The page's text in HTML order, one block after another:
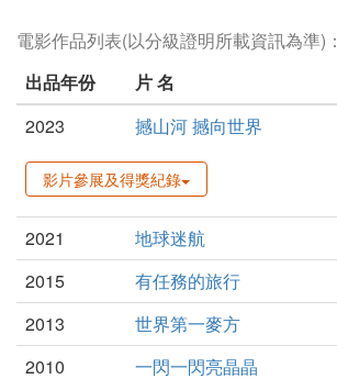
電影作品列表(以分級證明所載資訊為準)：
出品年份
片 名
2023
撼山河 撼向世界
影片參展及得獎紀錄
2021
地球迷航
2015
有任務的旅行
2013
世界第一麥方
2010
一閃一閃亮晶晶